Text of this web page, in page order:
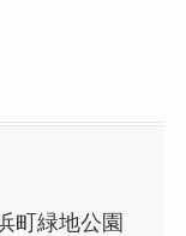
町緑地公園